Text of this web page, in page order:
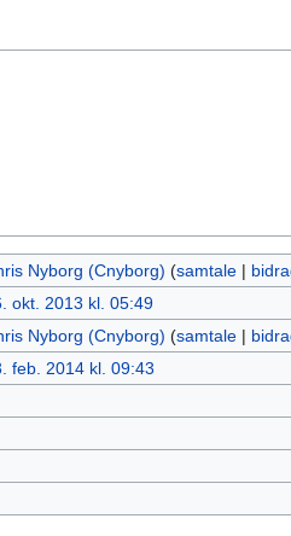
Nyborg (Cnyborg) (samtale|
okt. 2013 kl. 05:49
Nyborg (Cnyborg) (samtale|
feb. 2014 kl. 09:43